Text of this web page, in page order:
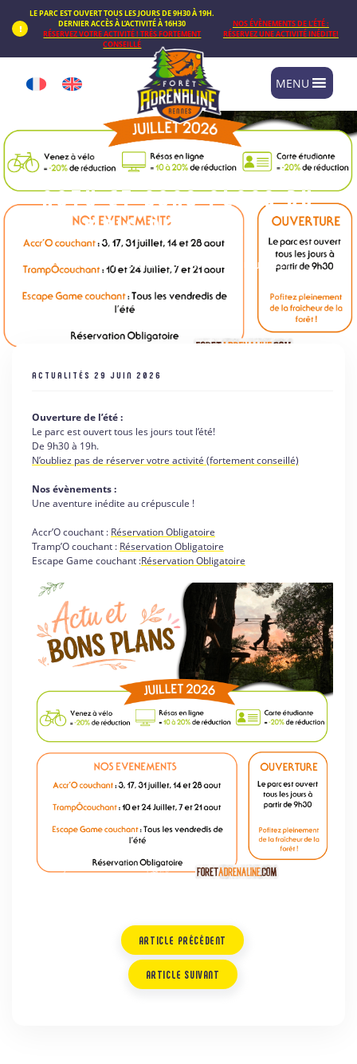
LE PARC EST OUVERT TOUS LES JOURS DE 9H30 À 19H.
DERNIER ACCÈS À L’ACTIVITÉ À 16H30
RÉSERVEZ VOTRE ACTIVITÉ ! TRÈS FORTEMENT
CONSEILLÉ
NOS ÉVÈNEMENTS DE L’ÉTÉ :
RÉSERVEZ UNE ACTIVITÉ INÉDITE!
MENU
ACTU ET BONS PLANS DU
MOIS DE JUILLET
ACCUEIL /ACTU ET BONS PLANS DU MOIS DE JUILLET
ACTUALITÉS 29 JUIN 2026
Ouverture de l’été :
Le parc est ouvert tous les jours tout l’été!
De 9h30 à 19h.
N’oubliez pas de réserver votre activité (fortement conseillé)
Nos évènements :
Une aventure inédite au crépuscule !
Accr’O couchant : Réservation Obligatoire
Tramp’O couchant : Réservation Obligatoire
Escape Game couchant :Réservation Obligatoire
ARTICLE PRÉCÉDENT
ARTICLE SUIVANT
Panneau de gestion des cookies